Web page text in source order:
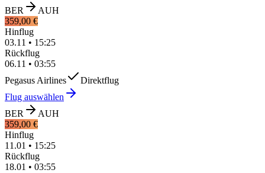
BER
AUH
359,00 €
Hinflug
03.11 • 15:25
Rückflug
06.11 • 03:55
Pegasus Airlines
Direktflug
Flug auswählen
BER
AUH
359,00 €
Hinflug
11.01 • 15:25
Rückflug
18.01 • 03:55